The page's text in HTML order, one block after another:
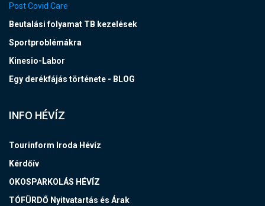
Post Covid Care
Beutalási folyamat TB kezelések
Sportproblémákra
Kinesio-Labor
Egy derékfájás története - BLOG
INFO HÉVÍZ
Tourinform Iroda Hévíz
Kérdőív
OKOSPARKOLÁS HÉVÍZ
TÓFÜRDŐ Nyitvatartás és Árak